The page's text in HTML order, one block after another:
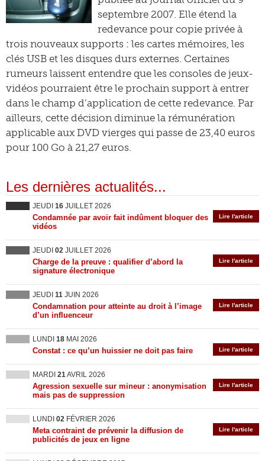
septembre 2007. Elle étend la
redevance pour copie privée à
trois nouveaux supports : les cartes mémoires, les
clés USB et les disques durs externes. Certaines
rumeurs laissent entendre que les consoles de jeux-
vidéos pourraient être le prochain support à entrer
dans le champ d’application de cette redevance. Par
ailleurs, cette décision diminue la rémunération
applicable aux DVD vierges qui passe de 23,40 euros
pour 100 Go à 21,27 euros.
Les dernières actualités...
JEUDI 16 JUILLET 2026
Lire l'article
Condamnée par avoir fait indûment bloquer des
vidéos
JEUDI 02 JUILLET 2026
Lire l'article
Charge de la preuve : qualifier d’abord la
signature électronique
JEUDI 11 JUIN 2026
Lire l'article
Condamnation pour atteinte au droit à l’image
d’un influenceur
LUNDI 18 MAI 2026
Lire l'article
Constat : ce qu’un huissier ne doit pas faire
MARDI 21AVRIL 2026
Lire l'article
Agression sexuelle sur mineur : anonymisation
mais pas de suppression
LUNDI 02 FÉVRIER 2026
Lire l'article
Meta contraint de prévenir la diffusion de
publicités de jeux en ligne